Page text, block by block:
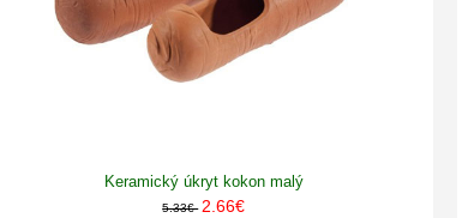
Keramický úkryt kokon malý
5.33€ 2.66€